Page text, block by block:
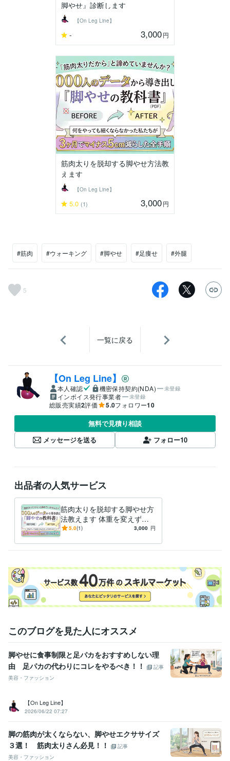
脚やせ』診断します
【On Leg Line】
- 3,000円
筋肉太りを脱却する脚やせ方法教
えます
【On Leg Line】
5.0 (1) 3,000円
#筋肉 #ウォーキング #脚やせ #足痩せ #外腿
5
一覧に戻る
【On Leg Line】
本人確認 機密保持契約(NDA) 未登録
インボイス発行事業者 未登録
総販売実績2評価 5.0フォロワー10
無料で見積り相談
メッセージを送る
フォロー10
出品者の人気サービス
筋肉太りを脱却する脚やせ方
法教えます 体重を変えずに
太ももだけをマイナス５ｃｍ
5.0(1) 3,000 円
このブログを見た人にオススメ
脚やせに食事制限と足パカをおすすめしない理
由 足パカの代わりにコレをやるべき！！
記事
美容・ファッション
【On Leg Line】
2026/06/22 07:27
脚の筋肉が太くならない、脚やせエクササイズ
３選！ 筋肉太りさん必見！！
記事
美容・ファッション